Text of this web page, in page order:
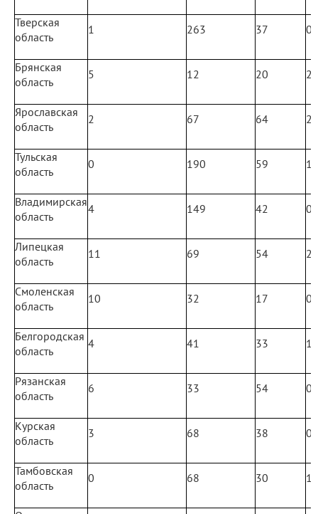
Тверская
область
1 263 37 0
Брянская
область
5 12 20 2
Ярославская
область
2 67 64 2
Тульская
область
0 190 59 1
Владимирская
область
4 149 42 0
Липецкая
область
11 69 54 2
Смоленская
область
10 32 17 0
Белгородская
область
4 41 33 1
Рязанская
область
6 33 54 0
Курская
область
3 68 38 0
Тамбовская
область
0 68 30 1